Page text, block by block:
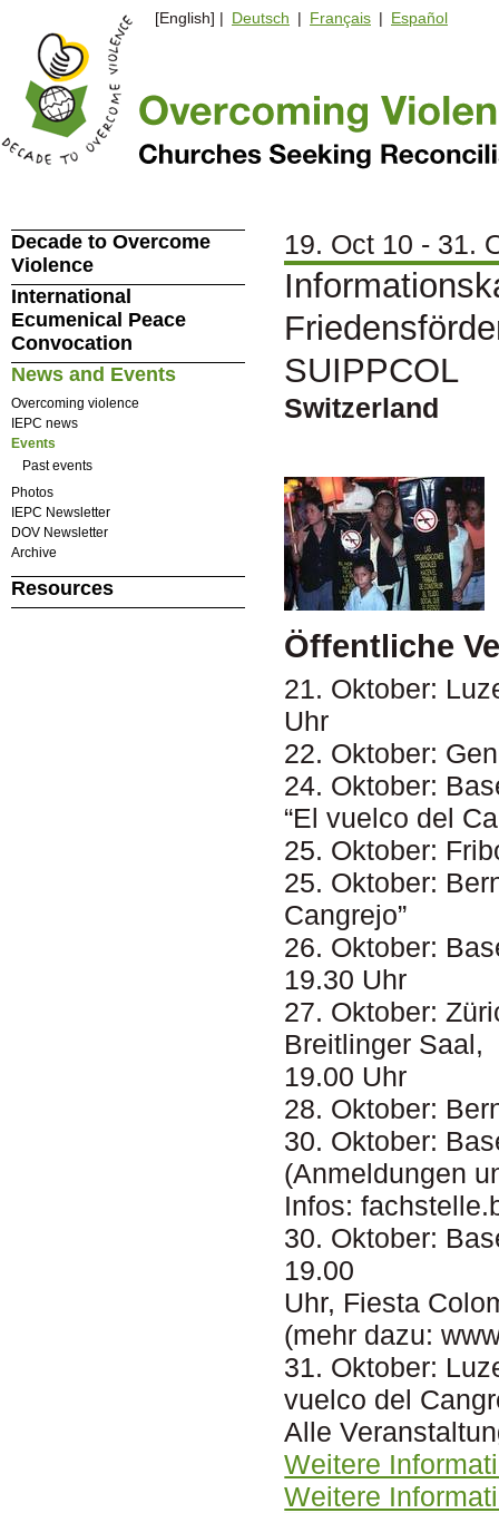
[English] | Deutsch | Français | Español
19. Oct 10 - 31.
SUIPPCOL
Switzerland
Öffentliche
21. Oktober:
Uhr
22. Oktober:
24. Oktober:
“El vuelco del
25. Oktober:
25. Oktober:
Cangrejo”
26. Oktober:
19.30 Uhr
27. Oktober:
Breitlinger Saal,
19.00 Uhr
28. Oktober:
30. Oktober:
(Anmeldungen
Infos:
30. Oktober:
19.00
Uhr, Fiesta
(mehr dazu:
31. Oktober:
vuelco del
Alle
Weitere
Weitere
Decade to Overcome
Violence
International
Ecumenical Peace
Convocation
News and Events
Overcoming violence
IEPC news
Events
Past events
Photos
IEPC Newsletter
DOV Newsletter
Archive
Resources